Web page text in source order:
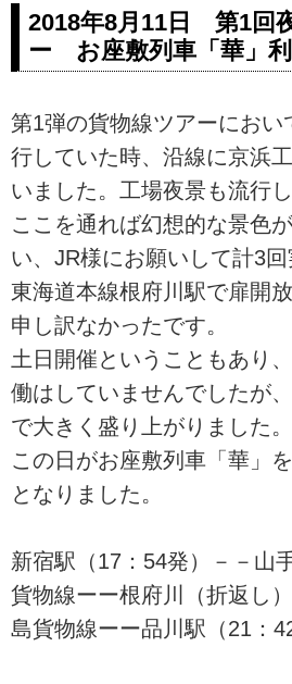
2018年8月11日 第1回
ー お座敷列車「華」利
第1弾の貨物線ツアーにおい
行していた時、沿線に京浜
いました。工場夜景も流行
ここを通れば幻想的な景色
い、JR様にお願いして計3回
東海道本線根府川駅で扉開
申し訳なかったです。
土日開催ということもあり
働はしていませんでしたが
で大きく盛り上がりました。
この日がお座敷列車「華」
となりました。
新宿駅（17：54発）－－山
貨物線ーー根府川（折返し
島貨物線ーー品川駅（21：42